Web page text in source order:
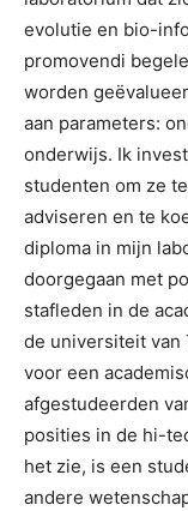
evolutie en bio-
promovendi
worden
aan parameters:
onderwijs. Ik
studenten om ze
adviseren en te
diploma in mijn
doorgegaan met
stafleden in de
de universiteit van
voor een
afgestudeerden
posities in de hi-
het zie, is een
andere